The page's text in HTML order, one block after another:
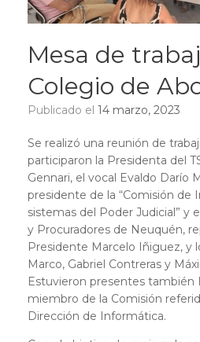
Mesa de
Colegio de
Publicado el 14 marzo, 2023
Se realizó una reunión de
participaron la Presidenta del
Gennari, el vocal Evaldo Darío
presidente de la “Comisión de
sistemas del Poder Judicial” y
y Procuradores de Neuquén,
Presidente Marcelo Iñiguez, y
Marco, Gabriel Contreras y
Estuvieron presentes también
miembro de la Comisión
Dirección de Informática.